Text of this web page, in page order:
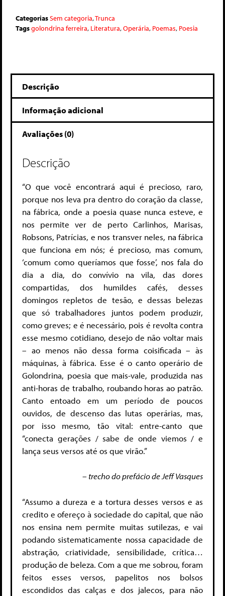
CategoriasSem categoria,Trunca
Tagsgolondrina ferreira, Literatura,Operária, Poemas, Poesia
Descrição
Informação adicional
Avaliações (0)
Descrição
“O que você encontrará aqui é precioso, raro,
porque nos leva pra dentro do coração da classe,
na fábrica, onde a poesia quase nunca esteve, e
nos permite ver de perto Carlinhos, Marisas,
Robsons, Patrícias, e nos transver neles, na fábrica
que funciona em nós; é precioso, mas comum,
‘comum como queríamos que fosse’, nos fala do
dia a dia, do convívio na vila, das dores
compartidas, dos humildes cafés, desses
domingos repletos de tesão, e dessas belezas
que só trabalhadores juntos podem produzir,
como greves; e é necessário, pois é revolta contra
esse mesmo cotidiano, desejo de não voltar mais
– ao menos não dessa forma coisificada – às
máquinas, à fábrica. Esse é o canto operário de
Golondrina, poesia que mais-vale, produzida nas
anti-horas de trabalho, roubando horas ao patrão.
Canto entoado em um período de poucos
ouvidos, de descenso das lutas operárias, mas,
por isso mesmo, tão vital: entre-canto que
“conecta gerações / sabe de onde viemos / e
lança seus versos até os que virão.”
– trecho do prefácio de Jeff Vasques
“Assumo a dureza e a tortura desses versos e as
credito e ofereço à sociedade do capital, que não
nos ensina nem permite muitas sutilezas, e vai
podando sistematicamente nossa capacidade de
abstração, criatividade, sensibilidade, crítica…
produção de beleza. Com a que me sobrou, foram
feitos esses versos, papelitos nos bolsos
escondidos das calças e dos jalecos, para não